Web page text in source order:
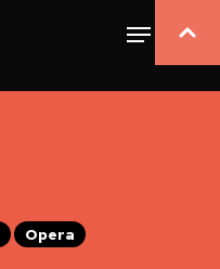
Opera